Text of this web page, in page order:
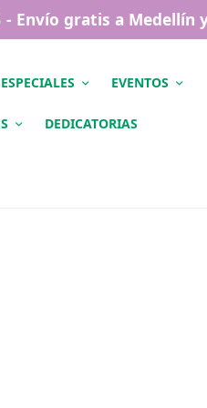
- Envío gratis a
EVENTOS
DEDICATORIAS